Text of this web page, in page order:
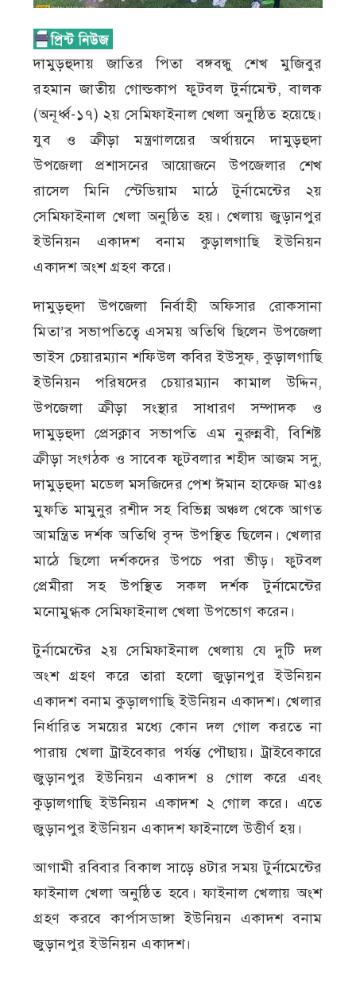
দামুড়হুদায় জাতির পিতা বঙ্গবন্ধু শেখ মুজিবুর
রহমান জাতীয় গোল্ডকাপ ফুটবল টুর্নামেন্ট, বালক
(অনূর্ধ্ব-১৭) ২য় সেমিফাইনাল খেলা অনুষ্ঠিত হয়েছে।
যুব ও ক্রীড়া মন্ত্রণালয়ের অর্থায়নে দামুড়হুদা
উপজেলা প্রশাসনের আয়োজনে উপজেলার শেখ
রাসেল মিনি স্টেডিয়াম মাঠে টুর্নামেন্টের ২য়
সেমিফাইনাল খেলা অনুষ্ঠিত হয়। খেলায় জুড়ানপুর
ইউনিয়ন একাদশ বনাম কুড়ালগাছি ইউনিয়ন
একাদশ অংশ গ্রহণ করে।
দামুড়হুদা উপজেলা নির্বাহী অফিসার রোকসানা
মিতা’র সভাপতিত্বে এসময় অতিথি ছিলেন উপজেলা
ভাইস চেয়ারম্যান শফিউল কবির ইউসুফ, কুড়ালগাছি
ইউনিয়ন পরিষদের চেয়ারম্যান কামাল উদ্দিন,
উপজেলা ক্রীড়া সংস্থার সাধারণ সম্পাদক ও
দামুড়হুদা প্রেসক্লাব সভাপতি এম নুরুন্নবী, বিশিষ্ট
ক্রীড়া সংগঠক ও সাবেক ফুটবলার শহীদ আজম সদু,
দামুড়হুদা মডেল মসজিদের পেশ ঈমান হাফেজ মাওঃ
মুফতি মামুনুর রশীদ সহ বিভিন্ন অঞ্চল থেকে আগত
আমন্ত্রিত দর্শক অতিথি বৃন্দ উপস্থিত ছিলেন। খেলার
মাঠে ছিলো দর্শকদের উপচে পরা ভীড়। ফুটবল
প্রেমীরা সহ উপস্থিত সকল দর্শক টুর্নামেন্টের
মনোমুগ্ধক সেমিফাইনাল খেলা উপভোগ করেন।
টুর্নামেন্টের ২য় সেমিফাইনাল খেলায় যে দুটি দল
অংশ গ্রহণ করে তারা হলো জুড়ানপুর ইউনিয়ন
একাদশ বনাম কুড়ালগাছি ইউনিয়ন একাদশ। খেলার
নির্ধারিত সময়ের মধ্যে কোন দল গোল করতে না
পারায় খেলা ট্রাইবেকার পর্যন্ত পৌছায়। ট্রাইবেকারে
জুড়ানপুর ইউনিয়ন একাদশ ৪ গোল করে এবং
কুড়ালগাছি ইউনিয়ন একাদশ ২ গোল করে। এতে
জুড়ানপুর ইউনিয়ন একাদশ ফাইনালে উত্তীর্ণ হয়।
আগামী রবিবার বিকাল সাড়ে ৪টার সময় টুর্নামেন্টের
ফাইনাল খেলা অনুষ্ঠিত হবে। ফাইনাল খেলায় অংশ
গ্রহণ করবে কার্পাসডাঙ্গা ইউনিয়ন একাদশ বনাম
জুড়ানপুর ইউনিয়ন একাদশ।